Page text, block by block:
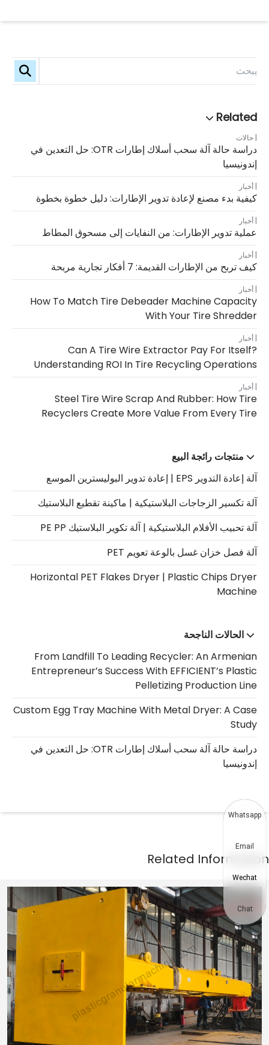
حالات
دراسة حالة آلة سحب أسلاك إطارات OTR: حل التعدين في
إندونيسيا
أخبار
كيفية بدء مصنع لإعادة تدوير الإطارات: دليل خطوة بخطوة
أخبار
عملية تدوير الإطارات: من النفايات إلى مسحوق المطاط
أخبار
كيف تربح من الإطارات القديمة: 7 أفكار تجارية مربحة
أخبار
How To Match Tire Debeader Machine Capacity
With Your Tire Shredder
أخبار
Can A Tire Wire Extractor Pay For Itself?
Understanding ROI In Tire Recycling Operations
أخبار
Steel Tire Wire Scrap And Rubber: How Tire
Recyclers Create More Value From Every Tire
منتجات رائجة البيع
آلة إعادة التدوير EPS | إعادة تدوير البوليسترين الموسع
آلة تكسير الزجاجات البلاستيكية | ماكينة تقطيع البلاستيك
آلة تحبيب الأفلام البلاستيكية | آلة تكوير البلاستيك PE PP
آلة فصل خزان غسل بالوعة تعويم PET
Horizontal PET Flakes Dryer | Plastic Chips Dryer
Machine
الحالات الناجحة
From Landfill To Leading Recycler: An Armenian
Entrepreneur’s Success With EFFICIENT’s Plastic
Pelletizing Production Line
Custom Egg Tray Machine With Metal Dryer: A Case
Study
دراسة حالة آلة سحب أسلاك إطارات OTR: حل التعدين في
إندونيسيا
Whatsapp
Email
Wechat
Chat